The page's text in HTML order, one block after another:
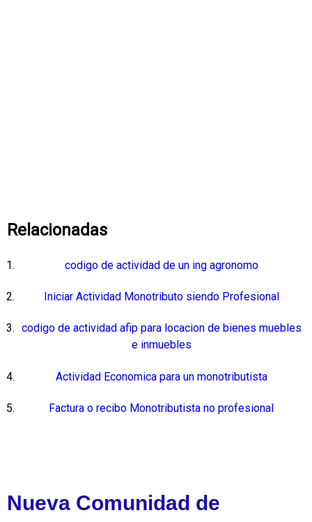
Relacionadas
codigo de actividad de un ing agronomo
Iniciar Actividad Monotributo siendo Profesional
codigo de actividad afip para locacion de bienes muebles
e inmuebles
Actividad Economica para un monotributista
Factura o recibo Monotributista no profesional
Nueva Comunidad de